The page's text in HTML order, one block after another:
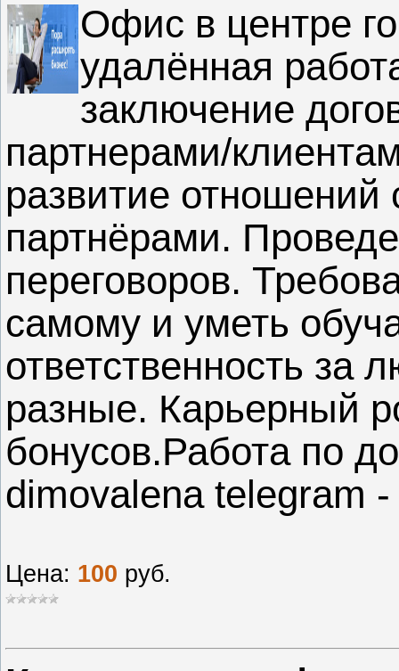
Офис в центре
удалённая
заключение
партнерами/
развитие
партнёрами.
переговоров.
самому и уметь
ответственность за
разные. Карьерный
бонусов.Работа по
dimovalena telegram
Цена: 100 руб.